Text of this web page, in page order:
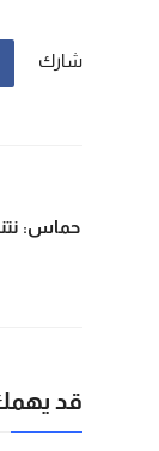
شارك
حماس:
قد